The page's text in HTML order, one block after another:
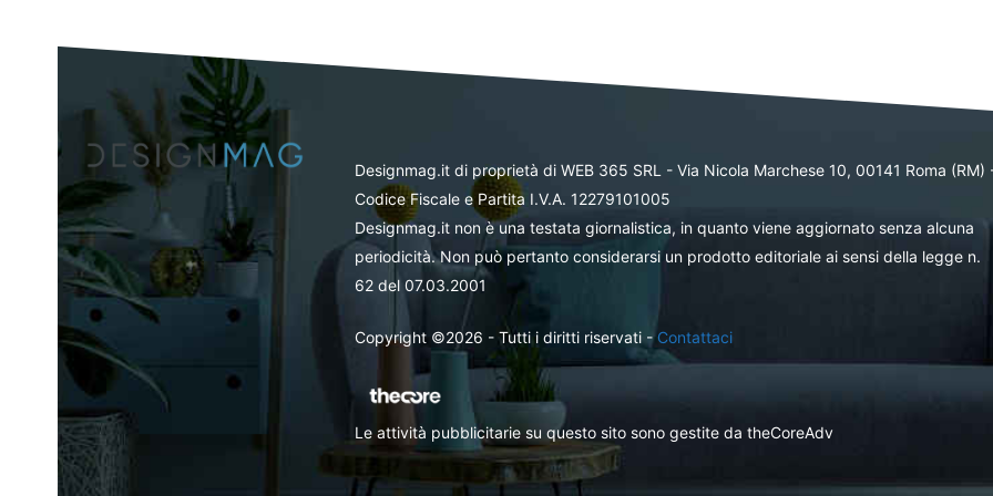
Designmag.it di proprietà di WEB 365 SRL - Via Nicola Marchese 10, 00141 Roma (RM)
Codice Fiscale e Partita I.V.A. 12279101005
Designmag.it non è una testata giornalistica, in quanto viene aggiornato senza alcuna
periodicità. Non può pertanto considerarsi un prodotto editoriale ai sensi della legge n.
62 del 07.03.2001
Copyright ©2026 - Tutti i diritti riservati -Contattaci
Le attività pubblicitarie su questo sito sono gestite da theCoreAdv